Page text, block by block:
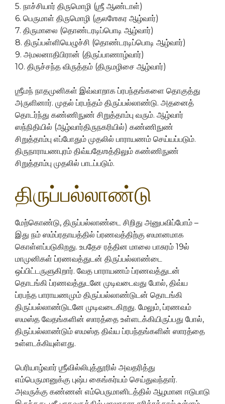
5. நாச்சியார் திருமொழி (ஶ்ரீ ஆண்டாள்)
6. பெருமாள் திருமொழி (குலஶேகர ஆழ்வார்)
7. திருமாலை (தொண்டரடிப்பொடி ஆழ்வார்)
8. திருப்பள்ளியெழுச்சி (தொண்டரடிப்பொடி ஆழ்வார்)
9. அமலனாதிபிரான் (திருப்பாணாழ்வார்)
10. திருச்சந்த விருத்தம் (திருமழிசை ஆழ்வார்)
ஶ்ரீமந் நாதமுனிகள் இவ்வாறாக ப்ரபந்தங்களை தொகுத்து
அருளினார். முதல் ப்ரபந்தம் திருப்பல்லாண்டு. அதனைத்
தொடர்ந்து கண்ணிநுண் சிறுத்தாம்பு வரும். ஆழ்வார்
ஸந்நிதியில் (ஆழ்வார்திருநகரியில்) கண்ணிநுண்
சிறுத்தாம்பு எப்போதும் முதலில் பாராயணம் செய்யப்படும்.
திருநாராயணபுரம் திவ்யதேஶத்திலும் கண்ணிநுண்
சிறுத்தாம்பு முதலில் பாடப்படும்.
திருப்பல்லாண்டு
மேற்கொண்டு, திருப்பல்லாண்டை சிறிது அனுபவிப்போம் –
இது நம் ஸம்ப்ரதாயத்தில் ப்ரணவத்திற்கு ஸமானமாக
கொள்ளப்படுகிறது. உபதேச ரத்தின மாலை பாசுரம் 19ல்
மாமுனிகள் ப்ரணவத்துடன் திருப்பல்லாண்டை
ஒப்பிட்டருளுகிறார். வேத பாராயணம் ப்ரணவத்துடன்
தொடங்கி ப்ரணவத்துடனே முடிவடைவது போல், திவ்ய
ப்ரபந்த பாராயணமும் திருப்பல்லாண்டுடன் தொடங்கி
திருப்பல்லாண்டுடனே முடிவடைகிறது. மேலும், ப்ரணவம்
ஸமஸ்த வேதங்களின் ஸாரத்தை உள்ளடக்கியிருப்பது போல்,
திருப்பல்லாண்டும் ஸமஸ்த திவ்ய ப்ரபந்தங்களின் ஸாரத்தை
உள்ளடக்கியுள்ளது.
பெரியாழ்வார் ஶ்ரீவில்லிபுத்தூரில் அவதரித்து
எம்பெருமானுக்கு புஷ்ப கைங்கர்யம் செய்துவந்தார்.
அவருக்கு கண்ணன் எம்பெருமானிடத்தில் ஆழமான ஈடுபாடு